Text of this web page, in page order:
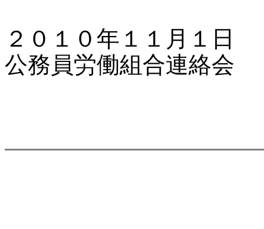
２０１０年１１月１日
公務員労働組合連絡会